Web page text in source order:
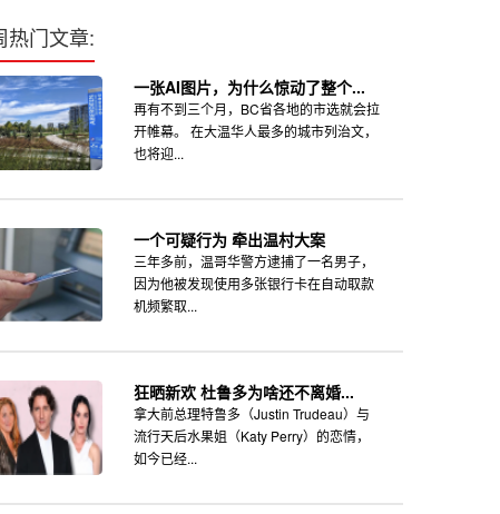
热门文章:
一张AI图片，为什么惊动了整个...
再有不到三个月，BC省各地的市选就会拉
开帷幕。 在大温华人最多的城市列治文，
也将迎...
一个可疑行为 牵出温村大案
三年多前，温哥华警方逮捕了一名男子，
因为他被发现使用多张银行卡在自动取款
机频繁取...
狂晒新欢 杜鲁多为啥还不离婚...
拿大前总理特鲁多（Justin Trudeau）与
流行天后水果姐（Katy Perry）的恋情，
如今已经...